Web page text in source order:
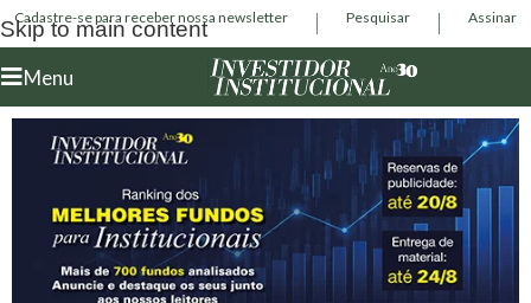
Skip to main content
Cadastre-se para receber nossa newsletter Pesquisar Assinar
Menu